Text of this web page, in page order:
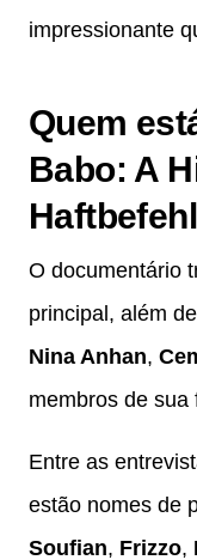
impressionante
Quem
Babo: A
O documentário
principal, além
Nina Anhan,
membros de sua
Entre as
estão nomes de
Soufian, Frizzo,